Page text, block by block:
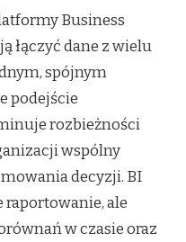
Business
łączyć dane z wielu
spójnym
podejście
rozbieżności
wspólny
decyzji. BI
ale
w czasie oraz